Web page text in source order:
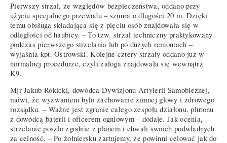
Pierwszy strzał, ze względów bezpieczeństwa, oddano przy
użyciu specjalnego przewodu – sznura o długości 20 m. Dzięki
temu obsługa składająca się z pięciu osób znajdowała się w
odległości od haubicy. – To tzw. strzał techniczny praktykowany
podczas pierwszego strzelania lub po dużych remontach –
wyjaśnia kpt. Ostrowski. Kolejne cztery strzały oddano już w
normalnej procedurze, czyli załoga znajdowała się wewnątrz
K9.
Mjr Jakub Rokicki, dowódca Dywizjonu Artylerii Samobieżnej,
mówi, że wyzwaniem było zachowanie zimnej głowy i zdrowego
rozsądku. – Ważne jest zgranie całego zespołu działonu, plutonu
z dowódcą baterii i oficerem ogniowym – dodaje. Jak ocenia,
strzelanie poszło zgodnie z planem i chwali swoich podwładnych
za celność. – Po żołniersku żartujemy, że powinni celować jak do